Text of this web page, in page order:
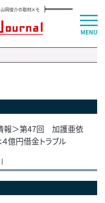
岡俊介の取材メモ
報＞第47回 加護亜依
億円借金トラブル
MENU